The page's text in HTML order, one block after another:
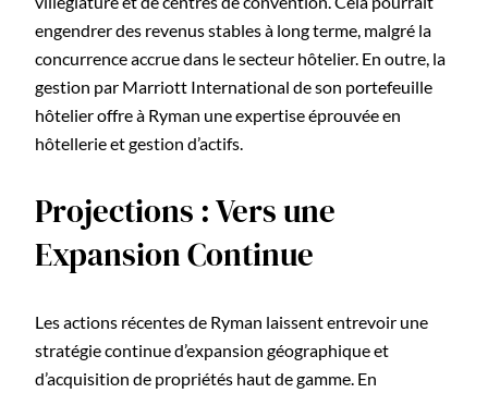
engendrer des revenus stables à long terme, malgré la
concurrence accrue dans le secteur hôtelier. En outre, la
gestion par Marriott International de son portefeuille
hôtelier offre à Ryman une expertise éprouvée en
hôtellerie et gestion d’actifs.
Projections : Vers une
Expansion Continue
Les actions récentes de Ryman laissent entrevoir une
stratégie continue d’expansion géographique et
d’acquisition de propriétés haut de gamme. En